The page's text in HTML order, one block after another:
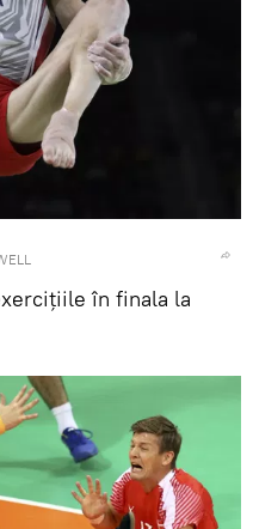
în finala la